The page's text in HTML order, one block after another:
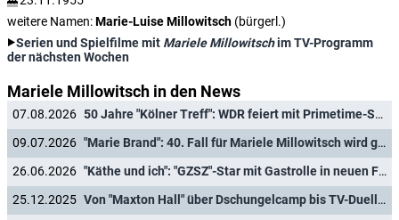
weitere Namen:Marie-Luise Millowitsch (bürgerl.)
Serien und Spielfilme mit Mariele Millowitschim TV-Programm
der nächsten Wochen
Mariele Millowitsch in den News
07.08.2026
50 Jahre "Kölner Treff": WDR feiert mit Primetime-Show, Doku und Rückblicken
09.07.2026
"Marie Brand": 40. Fall für Mariele Millowitsch wird gedreht
26.06.2026
"Käthe und ich": "GZSZ"-Star mit Gastrolle in neuen Folgen
25.12.2025
Von "Maxton Hall" über Dschungelcamp bis TV-Duell: Das waren die größten Hits 2025